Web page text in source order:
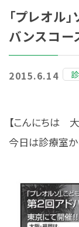
「プレオル
バンスコー
2015.6.14
【こんにちは
今日は診療室か